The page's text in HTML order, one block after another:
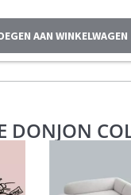
AAN WINKELWAGEN
DONJON